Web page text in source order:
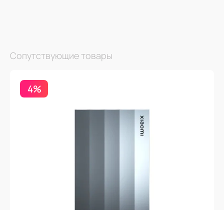
Сопутствующие товары
4%